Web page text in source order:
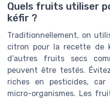
Quels fruits utiliser
kéfir ?
Traditionnellement, on
citron pour la recette de
d’autres fruits secs
peuvent être testés.
riches en pesticides,
micro-organismes. Les